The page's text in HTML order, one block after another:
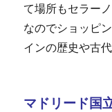
て場所もセラー
なのでショッピ
インの歴史や古
マドリード国